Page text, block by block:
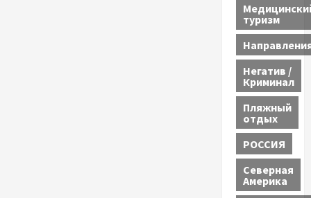
туризм
Негатив /
Криминал
Пляжный
отдых
РОССИЯ
Северная
Америка